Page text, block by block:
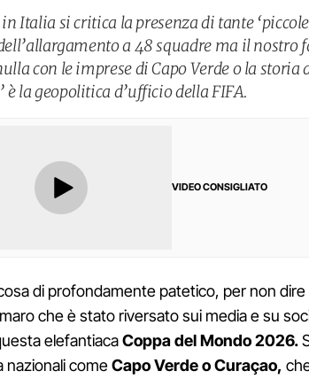
Italia si critica la presenza di tante
a 48 squadre ma il nostro
con le imprese di Capo Verde o la storia
è la geopolitica d’ufficio della FIFA.
VIDEO CONSIGLIATO
di profondamente patetico, per non
che è stato riversato sui media e su
elefantiacaCoppa del Mondo 2026.
nazionali comeCapo Verde o Curaçao,